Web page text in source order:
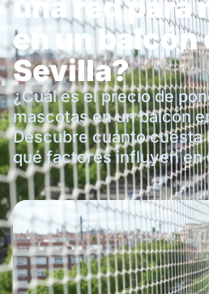
una red para
en un balcón
Sevilla?
¿Cuál es el precio de
mascotas en un balcón
Descubre cuánto cuesta
qué factores influyen en